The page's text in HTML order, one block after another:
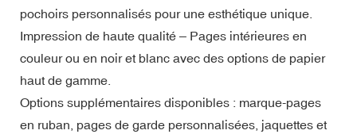
pochoirs personnalisés pour une esthétique unique.
Impression de haute qualité – Pages intérieures en
couleur ou en noir et blanc avec des options de papier
haut de gamme.
Options supplémentaires disponibles : marque-pages
en ruban, pages de garde personnalisées, jaquettes et